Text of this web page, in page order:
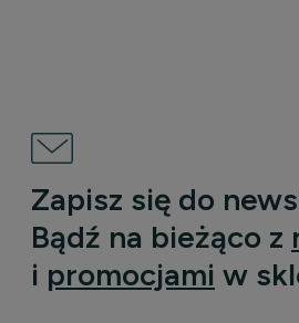
Zapisz się do
Bądź na bieżąco z
i promocjami w